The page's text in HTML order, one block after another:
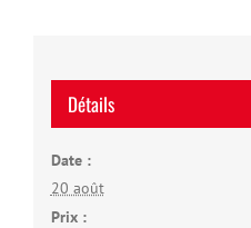
Détails
Date :
20 août
Prix :